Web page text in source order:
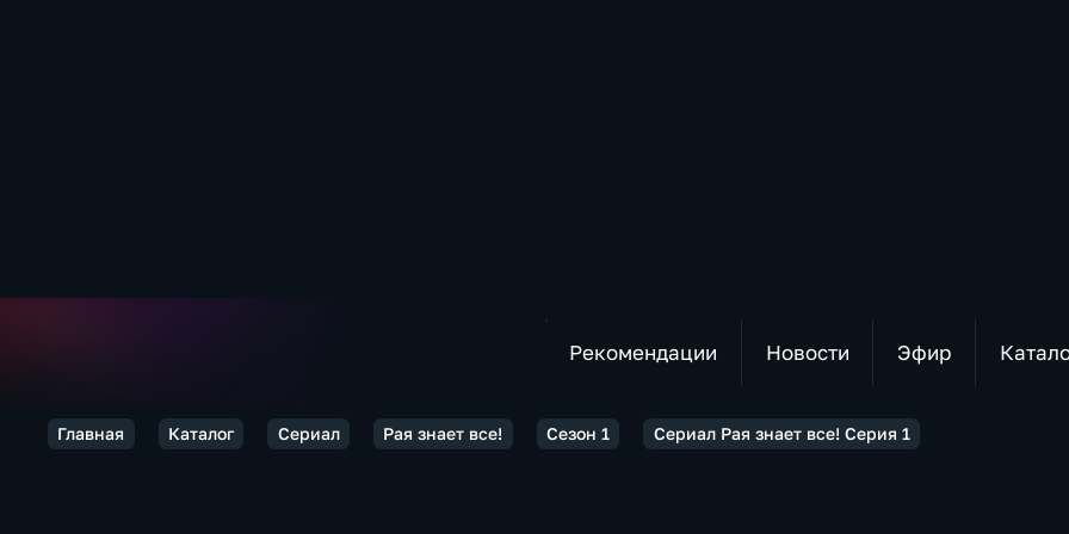
Рекомендации Новости Эфир
Главная Каталог Сериал Рая знает все! Сезон 1 Сериал Рая знает все! Серия 1